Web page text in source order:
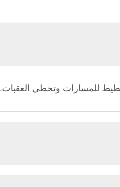
للمسارات وتخطي العقبات.